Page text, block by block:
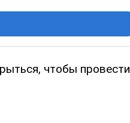
чтобы провести